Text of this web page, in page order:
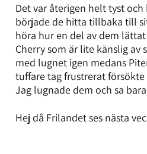
Det var återigen helt tyst
började de hitta tillbaka till
höra hur en del av dem
Cherry som är lite känslig av
med lugnet igen medans
tuffare tag frustrerat
Jag lugnade dem och sa
Hej då Frilandet ses nästa